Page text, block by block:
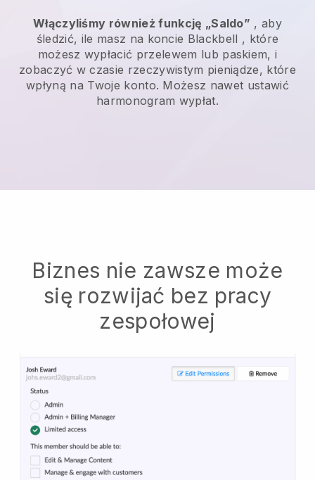
Włączyliśmy również funkcję „Saldo” , aby
śledzić, ile masz na koncie Blackbell , które
możesz wypłacić przelewem lub paskiem, i
zobaczyć w czasie rzeczywistym pieniądze, które
wpłyną na Twoje konto. Możesz nawet ustawić
harmonogram wypłat.
Biznes nie zawsze może
się rozwijać bez pracy
zespołowej